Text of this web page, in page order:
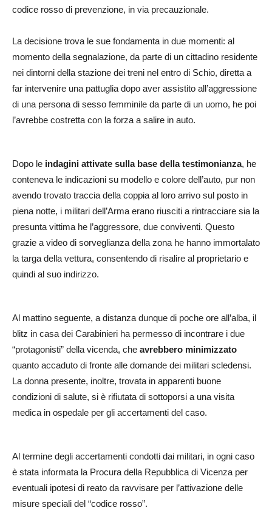
codice rosso di prevenzione, in via precauzionale.
La decisione trova le sue fondamenta in due momenti: al
momento della segnalazione, da parte di un cittadino residente
nei dintorni della stazione dei treni nel entro di Schio, diretta a
far intervenire una pattuglia dopo aver assistito all’aggressione
di una persona di sesso femminile da parte di un uomo, he poi
l’avrebbe costretta con la forza a salire in auto.
Dopo le indagini attivate sulla base della testimonianza, he
conteneva le indicazioni su modello e colore dell’auto, pur non
avendo trovato traccia della coppia al loro arrivo sul posto in
piena notte, i militari dell’Arma erano riusciti a rintracciare sia la
presunta vittima he l’aggressore, due conviventi. Questo
grazie a video di sorveglianza della zona he hanno immortalato
la targa della vettura, consentendo di risalire al proprietario e
quindi al suo indirizzo.
Al mattino seguente, a distanza dunque di poche ore all’alba, il
blitz in casa dei Carabinieri ha permesso di incontrare i due
“protagonisti” della vicenda, che avrebbero minimizzato
quanto accaduto di fronte alle domande dei militari scledensi.
La donna presente, inoltre, trovata in apparenti buone
condizioni di salute, si è rifiutata di sottoporsi a una visita
medica in ospedale per gli accertamenti del caso.
Al termine degli accertamenti condotti dai militari, in ogni caso
è stata informata la Procura della Repubblica di Vicenza per
eventuali ipotesi di reato da ravvisare per l’attivazione delle
misure speciali del “codice rosso”.